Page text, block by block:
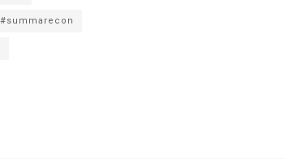
#summarecon